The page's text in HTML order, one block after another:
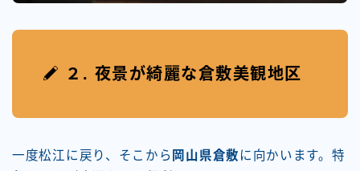
２. 夜景が綺麗な倉敷美観地区
一度松江に戻り、そこから 岡山県倉敷 に向かいます。特